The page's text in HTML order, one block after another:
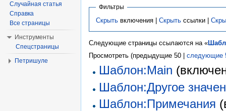
Фильтры
Скрытьвключения | Скрытьссылки |
Следующие страницы ссылаются на «
Просмотреть (предыдущие 50 | следующие
Шаблон:Main
Шаблон:Другое
Шаблон:Примечания
Случайная статья
Справка
Все страницы
Инструменты
Спецстраницы
Петришуле